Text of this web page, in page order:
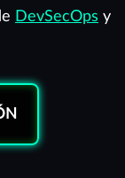
DevSecOps y